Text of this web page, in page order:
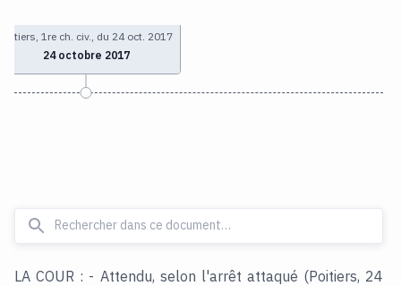
Poitiers, 1re ch. civ., du 24 oct. 2017
24 octobre 2017
LA COUR : - Attendu, selon l'arrêt attaqué (Poitiers, 24